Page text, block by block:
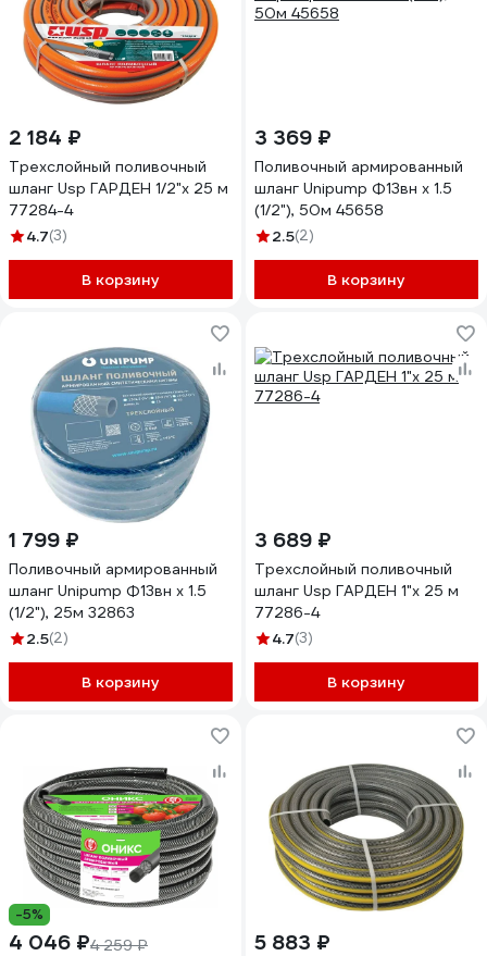
2 184 ₽
Трехслойный поливочный
шланг Usp ГАРДЕН 1/2"х 25 м
77284-4
4.7(3)
В корзину
3 369 ₽
Поливочный армированный
шланг Unipump Ф13вн х 1.5
(1/2"), 50м 45658
2.5(2)
В корзину
1 799 ₽
Поливочный армированный
шланг Unipump Ф13вн х 1.5
(1/2"), 25м 32863
2.5(2)
В корзину
3 689 ₽
Трехслойный поливочный
шланг Usp ГАРДЕН 1"х 25 м
77286-4
4.7(3)
В корзину
-5%
4 046 ₽4 259 ₽
5 883 ₽